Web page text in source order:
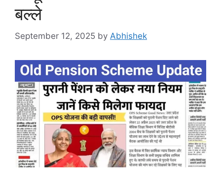
बल्ले
September 12, 2025 by Abhishek